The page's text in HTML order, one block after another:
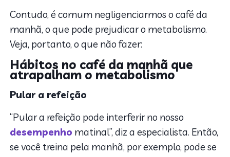
Contudo, é comum negligenciarmos o café da
manhã, o que pode prejudicar o metabolismo.
Veja, portanto, o que não fazer:
Hábitos no café da manhã que
atrapalham o metabolismo
Pular a refeição
“Pular a refeição pode interferir no nosso
desempenho matinal”, diz a especialista. Então,
se você treina pela manhã, por exemplo, pode se